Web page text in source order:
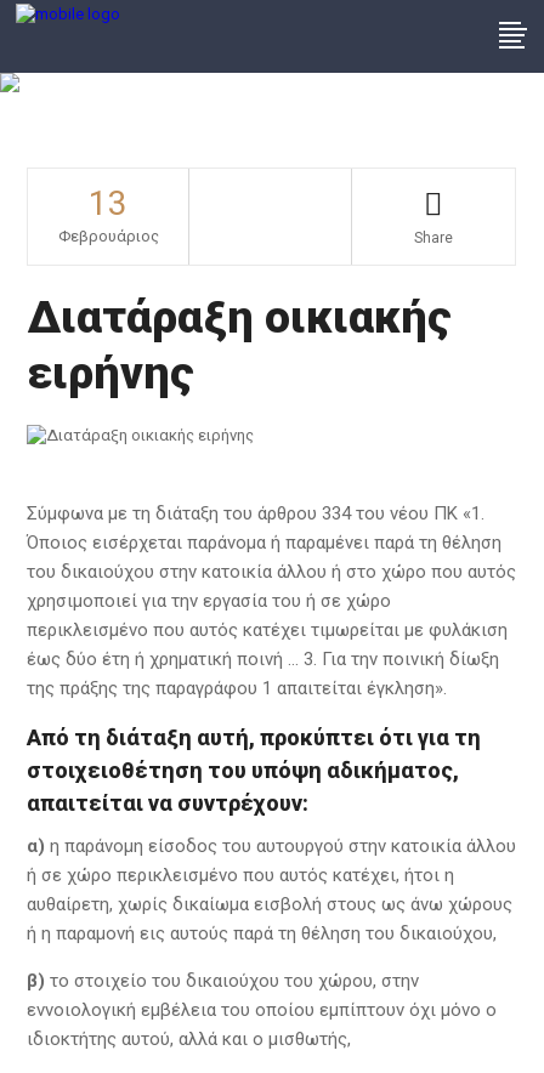
13
Φεβρουάριος Share
Διατάραξη οικιακής
ειρήνης
Σύμφωνα με τη διάταξη του άρθρου 334 του νέου ΠΚ «1.
Όποιος εισέρχεται παράνομα ή παραμένει παρά τη θέληση
του δικαιούχου στην κατοικία άλλου ή στο χώρο που αυτός
χρησιμοποιεί για την εργασία του ή σε χώρο
περικλεισμένο που αυτός κατέχει τιμωρείται με φυλάκιση
έως δύο έτη ή χρηματική ποινή … 3. Για την ποινική δίωξη
της πράξης της παραγράφου 1 απαιτείται έγκληση».
Από τη διάταξη αυτή, προκύπτει ότι για τη
στοιχειοθέτηση του υπόψη αδικήματος,
απαιτείται να συντρέχουν:
α) η παράνομη είσοδος του αυτουργού στην κατοικία άλλου
ή σε χώρο περικλεισμένο που αυτός κατέχει, ήτοι η
αυθαίρετη, χωρίς δικαίωμα εισβολή στους ως άνω χώρους
ή η παραμονή εις αυτούς παρά τη θέληση του δικαιούχου,
β) το στοιχείο του δικαιούχου του χώρου, στην
εννοιολογική εμβέλεια του οποίου εμπίπτουν όχι μόνο ο
ιδιοκτήτης αυτού, αλλά και ο μισθωτής,